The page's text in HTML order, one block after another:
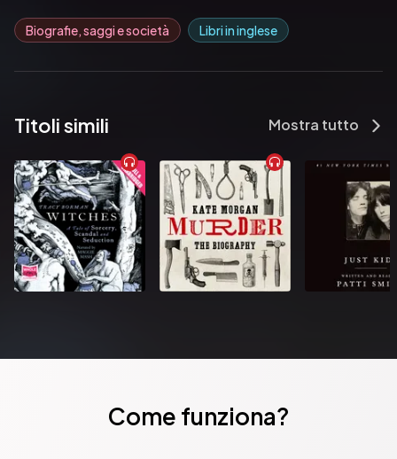
Biografie, saggi e società Libri in inglese
Titoli simili Mostra tutto
Come funziona?